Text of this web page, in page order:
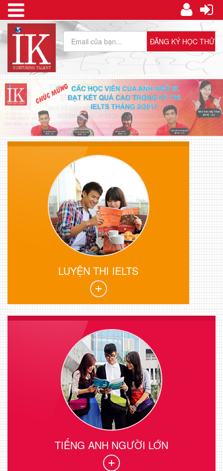
LUYỆN THI IELTS
TIẾNG ANH NGƯỜI LỚN